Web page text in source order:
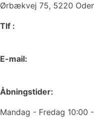
Ørbækvej 75, 5220
Tlf :
E-mail:
Åbningstider:
Mandag - Fredag 10:00